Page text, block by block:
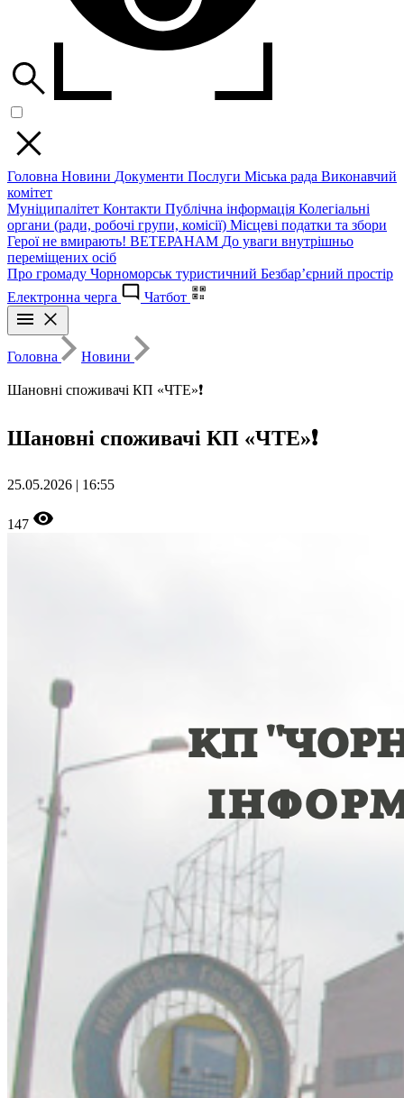
Головна Новини Документи Послуги Міська рада Виконавчий
комітет
Муніципалітет Контакти Публічна інформація Колегіальні
органи (ради, робочі групи, комісії) Місцеві податки та збори
Герої не вмирають! ВЕТЕРАНАМ До уваги внутрішньо
переміщених осіб
Про громаду Чорноморськ туристичний Безбар’єрний простір
Електронна черга
Чатбот
Головна Новини
Шановні споживачі КП «ЧТЕ»❗
Шановні споживачі КП «ЧТЕ»❗
25.05.2026 | 16:55
147